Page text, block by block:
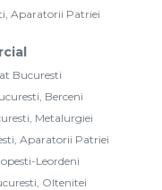
Aparatorii Patriei
Bucuresti
Berceni
Metalurgiei
Aparatorii Patriei
Leordeni
Oltenitei